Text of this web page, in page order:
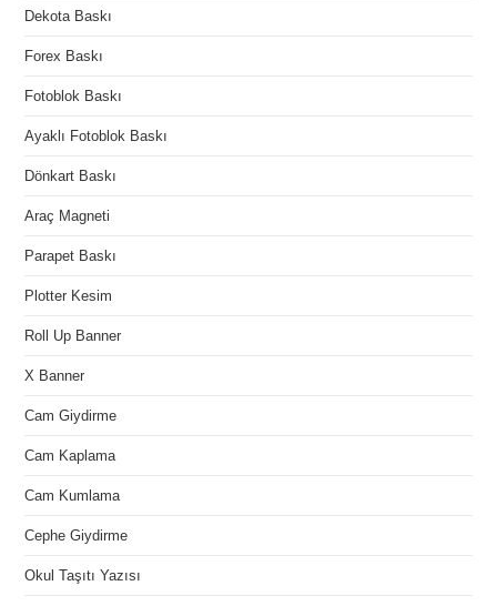
Dekota Baskı
Forex Baskı
Fotoblok Baskı
Ayaklı Fotoblok Baskı
Dönkart Baskı
Araç Magneti
Parapet Baskı
Plotter Kesim
Roll Up Banner
X Banner
Cam Giydirme
Cam Kaplama
Cam Kumlama
Cephe Giydirme
Okul Taşıtı Yazısı